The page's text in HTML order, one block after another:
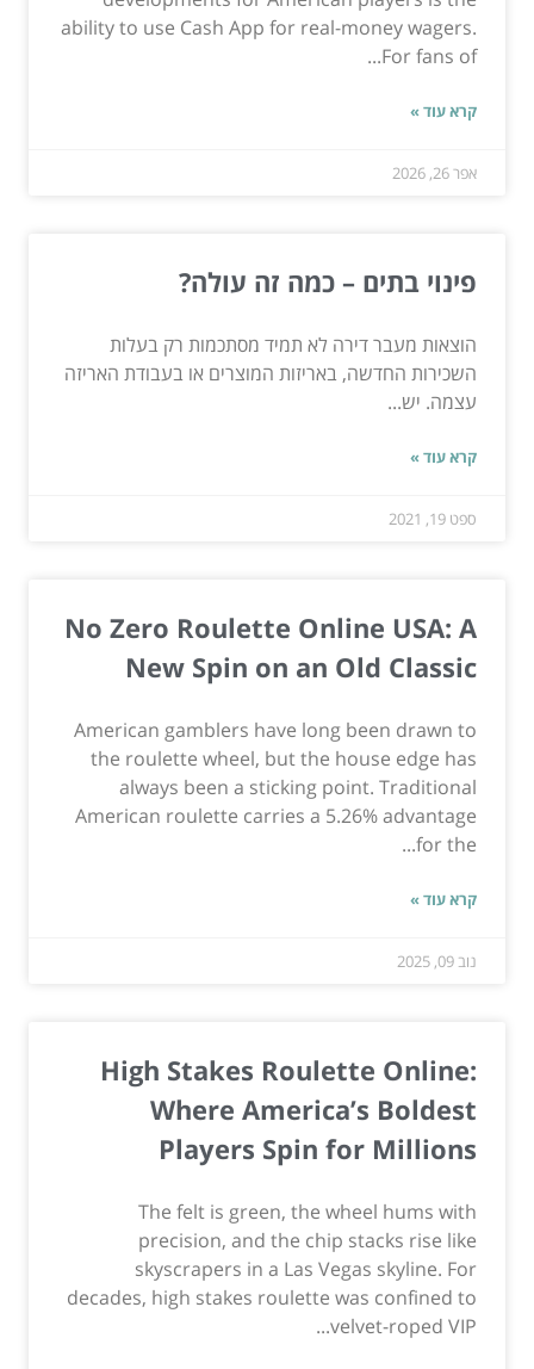
ability to use Cash App for real-money wagers.
For fans of...
קרא עוד »
אפר 26, 2026
פינוי בתים – כמה זה עולה?
הוצאות מעבר דירה לא תמיד מסתכמות רק בעלות
השכירות החדשה, באריזות המוצרים או בעבודת האריזה
עצמה. יש...
קרא עוד »
ספט 19, 2021
No Zero Roulette Online USA: A
New Spin on an Old Classic
American gamblers have long been drawn to
the roulette wheel, but the house edge has
always been a sticking point. Traditional
American roulette carries a 5.26% advantage
for the...
קרא עוד »
נוב 09, 2025
High Stakes Roulette Online:
Where America’s Boldest
Players Spin for Millions
The felt is green, the wheel hums with
precision, and the chip stacks rise like
skyscrapers in a Las Vegas skyline. For
decades, high stakes roulette was confined to
velvet-roped VIP...